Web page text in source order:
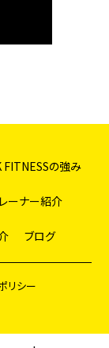
FITNESSの強み
ーナー紹介
ブログ
リシー